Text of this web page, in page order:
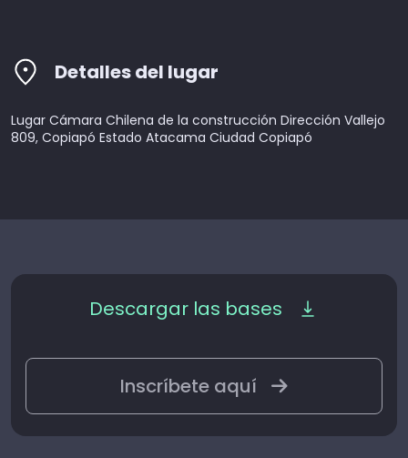
Detalles del lugar
Lugar Cámara Chilena de la construcción Dirección Vallejo
809, Copiapó Estado Atacama Ciudad Copiapó
Descargar las bases
Inscríbete aquí